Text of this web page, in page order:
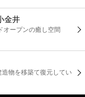
金井
オープンの癒し空間
物を移築て復元してい